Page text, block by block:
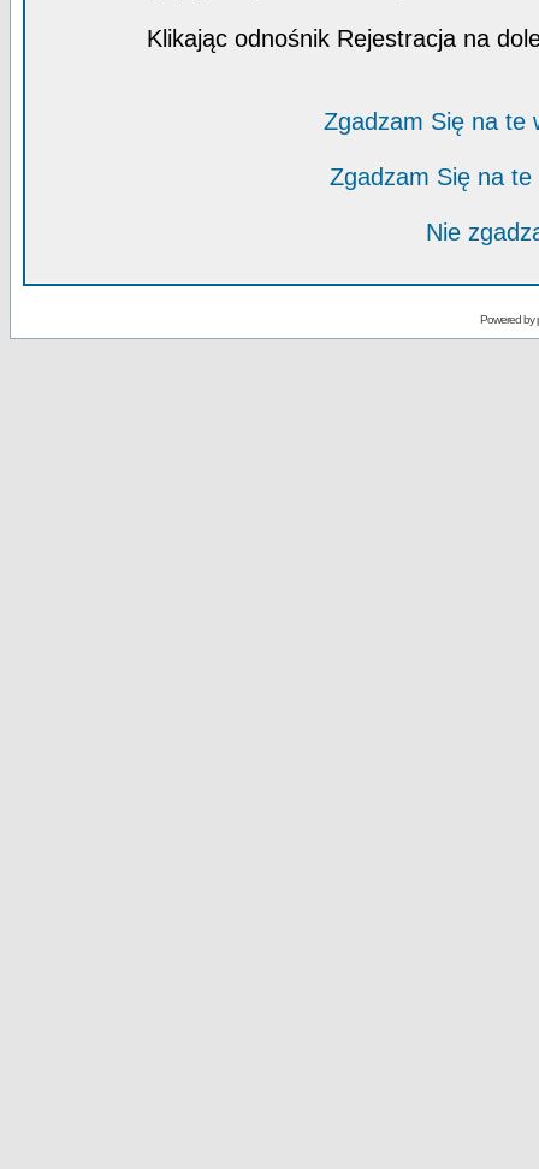
Klikając odnośnik Rejestracja na
Zgadzam Się na te
Zgadzam Się na
Nie
Powered by